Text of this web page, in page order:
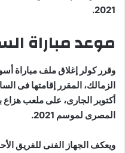
2021.
موعد مباراة
وقرر كولر إغلاق ملف مباراة
أكتوبر الجارى، على ملعب هزاع
المصرى لموسم 2021.
ويعكف الجهاز الفنى للفريق